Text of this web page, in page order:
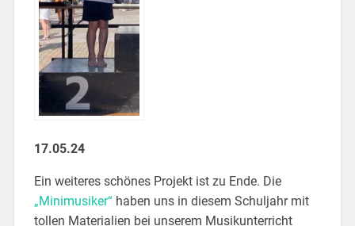
17.05.24
Ein weiteres schönes Projekt ist zu Ende. Die
„Minimusiker“haben uns in diesem Schuljahr mit
tollen Materialien bei unserem Musikunterricht